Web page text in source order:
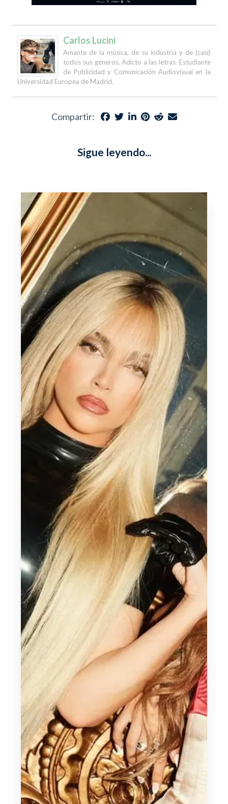
Carlos Lucini
Amante de la música, de su industria y de (casi)
todos sus géneros. Adicto a las letras. Estudiante
de Publicidad y Comunicación Audiovisual en la
Universidad Europea de Madrid.
Compartir:
Sigue leyendo...